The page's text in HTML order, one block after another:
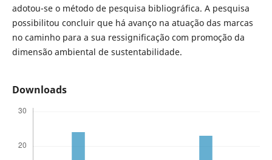
adotou-se o método de pesquisa bibliográfica. A pesquisa
possibilitou concluir que há avanço na atuação das marcas
no caminho para a sua ressignificação com promoção da
dimensão ambiental de sustentabilidade.
Downloads